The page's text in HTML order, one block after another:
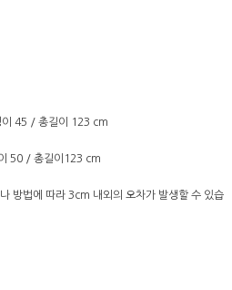
45 / 총길이 123 cm
50 / 총길이123 cm
방법에 따라 3cm 내외의 오차가 발생할 수 있습